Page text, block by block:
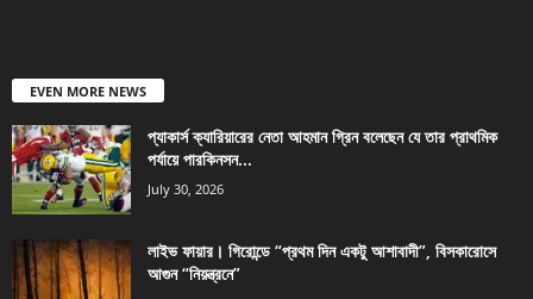
EVEN MORE NEWS
প্যাকার্স ক্যারিয়ারের নেতা আহমান গ্রিন বলেছেন যে তার প্রাথমিক
পর্যায়ে পারকিনসন...
July 30, 2026
লাইভ ফায়ার। গিরোন্ডে “প্রথম দিন একটু আশাবাদী”, বিসকারোসে
আগুন “নিয়ন্ত্রনে”